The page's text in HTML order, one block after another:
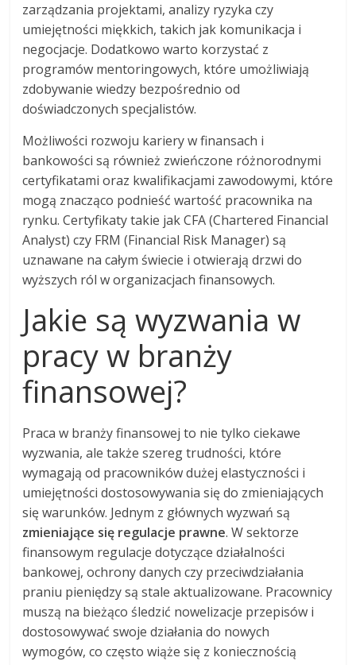
zarządzania projektami, analizy ryzyka czy
umiejętności miękkich, takich jak komunikacja i
negocjacje. Dodatkowo warto korzystać z
programów mentoringowych, które umożliwiają
zdobywanie wiedzy bezpośrednio od
doświadczonych specjalistów.
Możliwości rozwoju kariery w finansach i
bankowości są również zwieńczone różnorodnymi
certyfikatami oraz kwalifikacjami zawodowymi, które
mogą znacząco podnieść wartość pracownika na
rynku. Certyfikaty takie jak CFA (Chartered Financial
Analyst) czy FRM (Financial Risk Manager) są
uznawane na całym świecie i otwierają drzwi do
wyższych ról w organizacjach finansowych.
Jakie są wyzwania w
pracy w branży
finansowej?
Praca w branży finansowej to nie tylko ciekawe
wyzwania, ale także szereg trudności, które
wymagają od pracowników dużej elastyczności i
umiejętności dostosowywania się do zmieniających
się warunków. Jednym z głównych wyzwań są
zmieniające się regulacje prawne. W sektorze
finansowym regulacje dotyczące działalności
bankowej, ochrony danych czy przeciwdziałania
praniu pieniędzy są stale aktualizowane. Pracownicy
muszą na bieżąco śledzić nowelizacje przepisów i
dostosowywać swoje działania do nowych
wymogów, co często wiąże się z koniecznością